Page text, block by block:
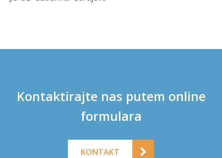
Kontaktirajte nas putem online
formulara
KONTAKT